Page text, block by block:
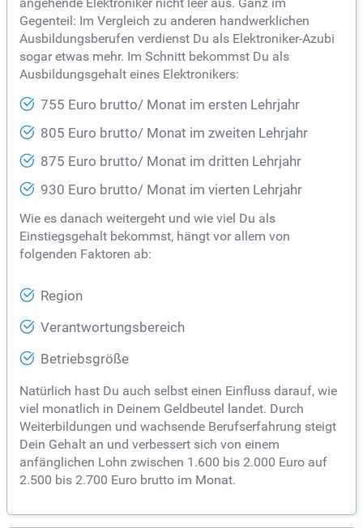
Gegenteil: Im Vergleich zu anderen handwerklichen
Ausbildungsberufen verdienst Du als Elektroniker-Azubi
sogar etwas mehr. Im Schnitt bekommst Du als
Ausbildungsgehalt eines Elektronikers:
755 Euro brutto/ Monat im ersten Lehrjahr
805 Euro brutto/ Monat im zweiten Lehrjahr
875 Euro brutto/ Monat im dritten Lehrjahr
930 Euro brutto/ Monat im vierten Lehrjahr
Wie es danach weitergeht und wie viel Du als
Einstiegsgehalt bekommst, hängt vor allem von
folgenden Faktoren ab:
Region
Verantwortungsbereich
Betriebsgröße
Natürlich hast Du auch selbst einen Einfluss darauf, wie
viel monatlich in Deinem Geldbeutel landet. Durch
Weiterbildungen und wachsende Berufserfahrung steigt
Dein Gehalt an und verbessert sich von einem
anfänglichen Lohn zwischen 1.600 bis 2.000 Euro auf
2.500 bis 2.700 Euro brutto im Monat.